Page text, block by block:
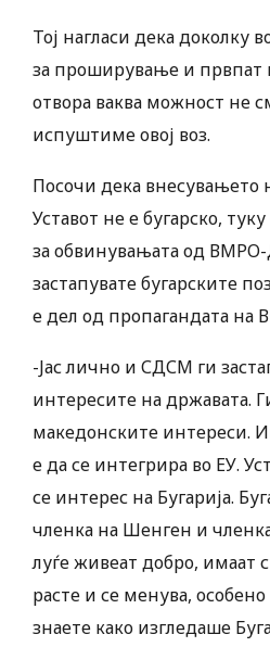
Тој нагласи дека доколку
за проширување и првпат
отвора ваква можност не
испуштиме овој воз.
Посочи дека внесувањето
Уставот не е бугарско,
за обвинувањата од
застапувате бугарските
е дел од пропагандата
-Јас лично и СДСМ ги
интересите на државата.
македонските интереси.
е да се интегрира во ЕУ.
се интерес на Бугарија.
членка на Шенген и
луѓе живеат добро, имаат
расте и се менува,
знаете како изгледаше